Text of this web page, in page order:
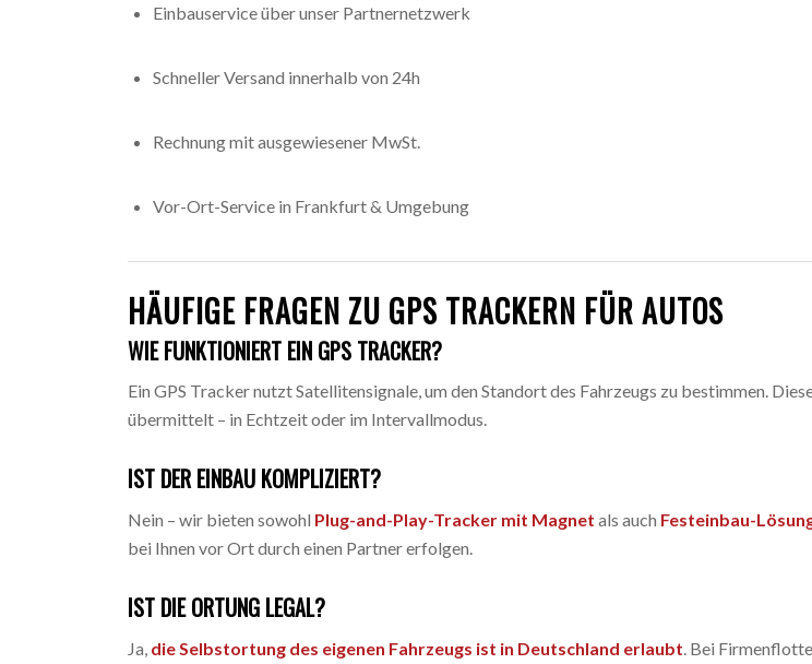
Einbauservice über unser Partnernetzwerk
Schneller Versand innerhalb von 24h
Rechnung mit ausgewiesener MwSt.
Vor-Ort-Service in Frankfurt & Umgebung
HÄUFIGE FRAGEN ZU GPS TRACKERN FÜR AUTOS
WIE FUNKTIONIERT EIN GPS TRACKER?
Ein GPS Tracker nutzt Satellitensignale, um den Standort des Fahrzeugs zu bestimmen.
übermittelt – in Echtzeit oder im Intervallmodus.
IST DER EINBAU KOMPLIZIERT?
Nein – wir bieten sowohl Plug-and-Play-Tracker mit Magnet als auch Festeinbau-
bei Ihnen vor Ort durch einen Partner erfolgen.
IST DIE ORTUNG LEGAL?
Ja, die Selbstortung des eigenen Fahrzeugs ist in Deutschland erlaubt . Bei